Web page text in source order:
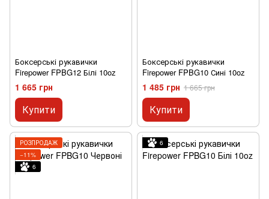
Боксерські рукавички
Firepower FPBG12 Білі 10oz
1 665 грн
Купити
Боксерські рукавички
Firepower FPBG10 Сині 10oz
1 485 грн 1 665 грн
Купити
РОЗПРОДАЖ
−11%
6
6